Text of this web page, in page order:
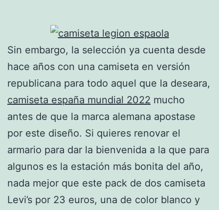
Sin embargo, la selección ya cuenta desde
hace años con una camiseta en versión
republicana para todo aquel que la deseara,
camiseta españa mundial 2022 mucho
antes de que la marca alemana apostase
por este diseño. Si quieres renovar el
armario para dar la bienvenida a la que para
algunos es la estación más bonita del año,
nada mejor que este pack de dos camiseta
Levi’s por 23 euros, una de color blanco y